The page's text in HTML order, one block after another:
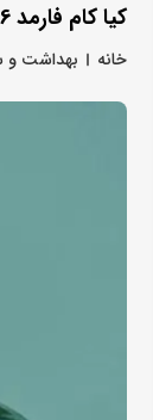
کیا کام فارمد 6 ساله شد
خانه بهداشت و